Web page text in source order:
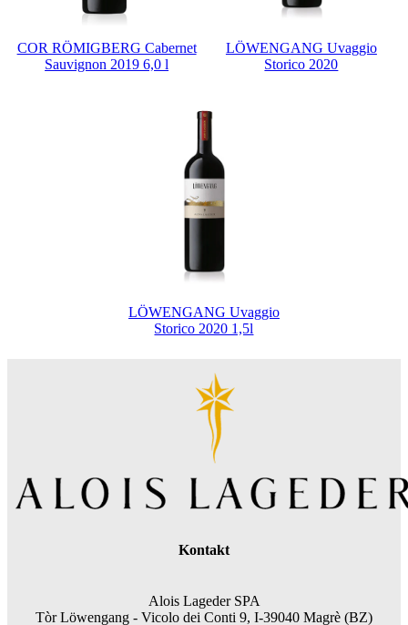
COR RÖMIGBERG Cabernet
Sauvignon 2019 6,0 l
LÖWENGANG Uvaggio
Storico 2020
LÖWENGANG Uvaggio
Storico 2020 1,5l
Kontakt
Alois Lageder SPA
Tòr Löwengang - Vicolo dei Conti 9, I-39040 Magrè (BZ)